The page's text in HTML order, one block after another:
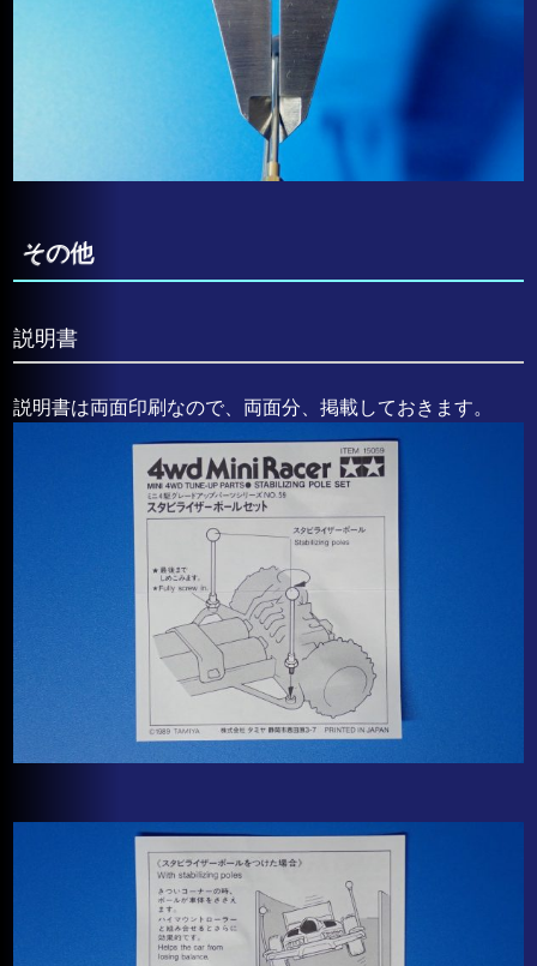
その他
説明書
説明書は両面印刷なので、両面分、掲載しておきます。